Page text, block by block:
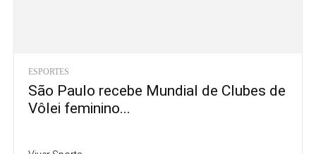
ESPORTES
São Paulo recebe Mundial de Clubes de
Vôlei feminino...